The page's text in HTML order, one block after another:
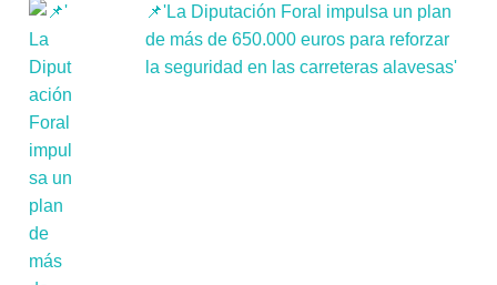
📌'La Diputación Foral impulsa un plan
de más de 650.000 euros para reforzar
la seguridad en las carreteras alavesas'